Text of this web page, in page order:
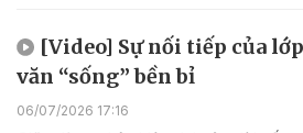
[Video] Sự nối tiếp của
văn “sống” bền bỉ
06/07/2026 17:16